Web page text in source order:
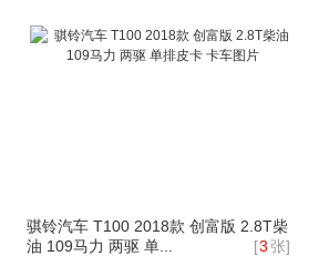
骐铃汽车 T100 2018款 创富版 2.8T柴
油 109马力 两驱 单...
[3 张]